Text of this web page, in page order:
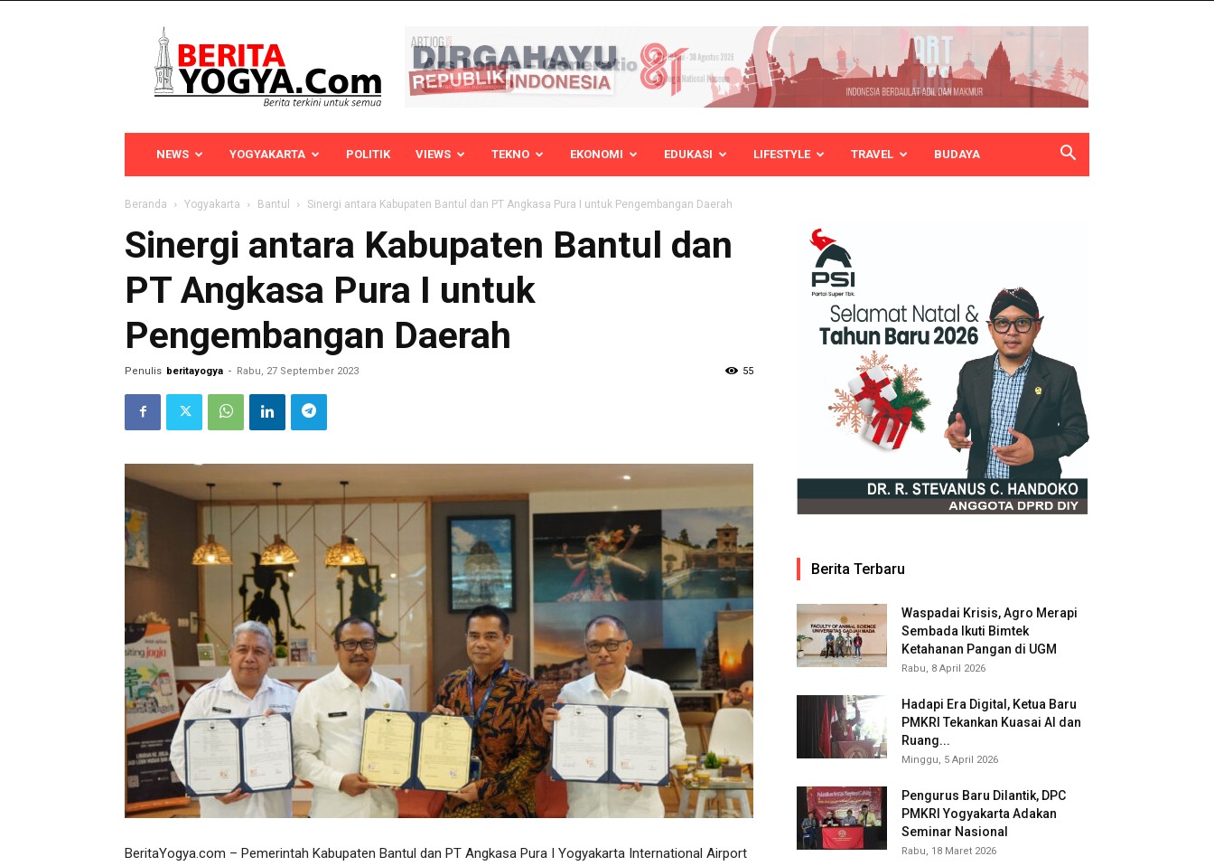
Yogya
NEWS YOGYAKARTA POLITIK VIEWS TEKNO EKONOMI EDUKASI LIFESTYLE TRAVEL BUDAYA
Beranda Yogyakarta Bantul Sinergi antara Kabupaten Bantul dan PT Angkasa Pura I untuk Pengembangan Daerah
Sinergi antara Kabupaten Bantul dan
PT Angkasa Pura I untuk
Pengembangan Daerah
Penulis beritayogya - Rabu, 27 September 2023 55
BeritaYogya.com – Pemerintah Kabupaten Bantul dan PT Angkasa Pura I Yogyakarta International Airport
Berita Terbaru
Waspadai Krisis, Agro Merapi
Sembada Ikuti Bimtek
Ketahanan Pangan di UGM
Rabu, 8 April 2026
Hadapi Era Digital, Ketua Baru
PMKRI Tekankan Kuasai AI dan
Ruang...
Minggu, 5 April 2026
Pengurus Baru Dilantik, DPC
PMKRI Yogyakarta Adakan
Seminar Nasional
Rabu, 18 Maret 2026